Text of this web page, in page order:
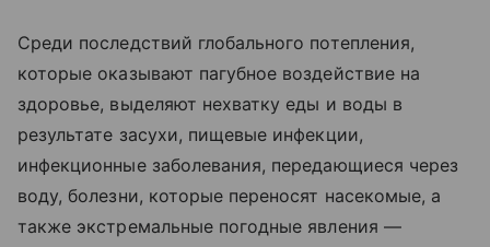
Среди последствий глобального потепления,
которые оказывают пагубное воздействие на
здоровье, выделяют нехватку еды и воды в
результате засухи, пищевые инфекции,
инфекционные заболевания, передающиеся через
воду, болезни, которые переносят насекомые, а
также экстремальные погодные явления —